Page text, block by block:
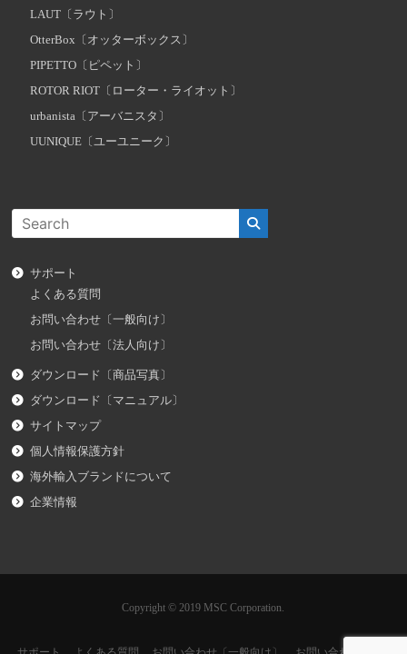
LAUT〔ラウト〕
OtterBox〔オッターボックス〕
PIPETTO〔ピペット〕
ROTOR RIOT〔ローター・ライオット〕
urbanista〔アーバニスタ〕
UUNIQUE〔ユーユニーク〕
サポート
よくある質問
お問い合わせ〔一般向け〕
お問い合わせ〔法人向け〕
ダウンロード〔商品写真〕
ダウンロード〔マニュアル〕
サイトマップ
個人情報保護方針
海外輸入ブランドについて
企業情報
Copyright © 2019 MSC Corporation.